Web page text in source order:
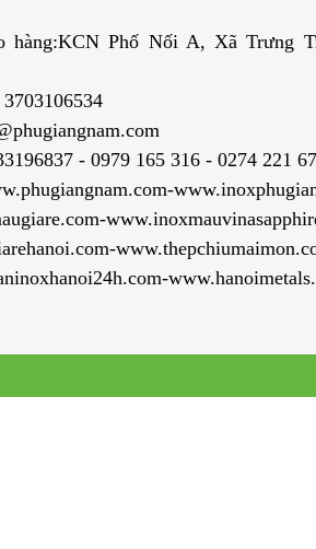
hàng:KCN Phố Nối A, Xã Trưng
- 0979 165 316 - 0274 221